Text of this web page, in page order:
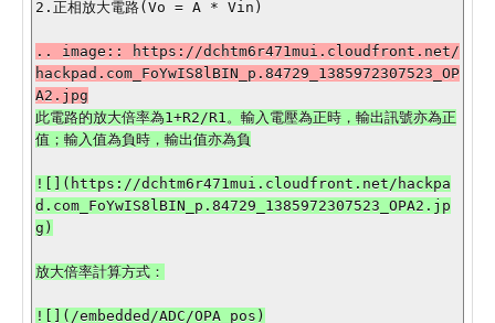
2.正相放大電路(Vo = A * Vin)
.. image:: https://dchtm6r471mui.cloudfront.net/
hackpad.com_FoYwIS8lBIN_p.84729_1385972307523_OP
此電路的放大倍率為1+R2/R1。輸入電壓為正時，輸出訊號亦為正
![](https://dchtm6r471mui.cloudfront.net/hackpa
d.com_FoYwIS8lBIN_p.84729_1385972307523_OPA2.jp
放大倍率計算方式：
![](/embedded/ADC/OPA_pos)